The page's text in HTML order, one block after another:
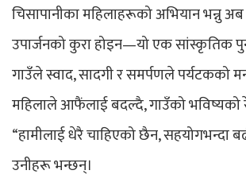
चिसापानीका महिलाहरूको अभियान भन्नु
उपार्जनको कुरा होइन—यो एक सांस्कृतिक
गाउँले स्वाद, सादगी र समर्पणले पर्यटकको
महिलाले आफैंलाई बदल्दै, गाउँको भविष्यको
“हामीलाई धेरै चाहिएको छैन, सहयोगभन्दा
उनीहरू भन्छन्।